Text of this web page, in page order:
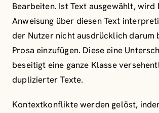
Bearbeiten. Ist Text ausgewählt, wird
Anweisung über diesen Text
der Nutzer nicht ausdrücklich darum
Prosa einzufügen. Diese eine
beseitigt eine ganze Klasse
duplizierter Texte.
Kontextkonflikte werden gelöst,